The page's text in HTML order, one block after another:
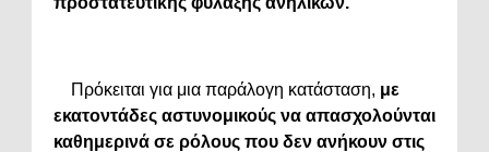
Πρόκειται για μια παράλογη κατάσταση, με
εκατοντάδες αστυνομικούς να απασχολούνται
καθημερινά σε ρόλους που δεν ανήκουν στις